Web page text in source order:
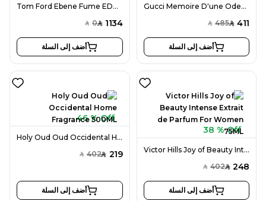
Gucci Memoire D'une Odeur EDP Unisex 60ML
SAR 411
SAR 485
أضف إلى السلة
Tom Ford Ebene Fume EDP Unisex 50ML
SAR 1134
SAR 0
أضف إلى السلة
38 % Off
Victor Hills Joy of Beauty Intense Extrait de Parfum For Women 75ML
SAR 248
SAR 402
أضف إلى السلة
46 % Off
Holy Oud Oud Occidental Home Fragrance 500ML
SAR 219
SAR 402
أضف إلى السلة